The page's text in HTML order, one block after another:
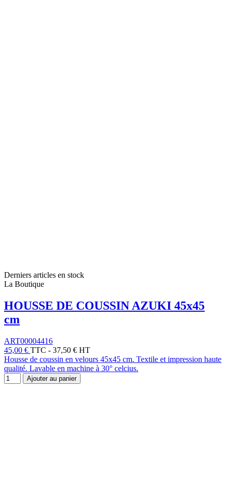
Derniers articles en stock
La Boutique
HOUSSE DE COUSSIN AZUKI 45x45
cm
ART00004416
45,00 € TTC - 37,50 € HT
Housse de coussin en velours 45x45 cm. Textile et impression haute
qualité. Lavable en machine à 30° celcius.
Ajouter au panier